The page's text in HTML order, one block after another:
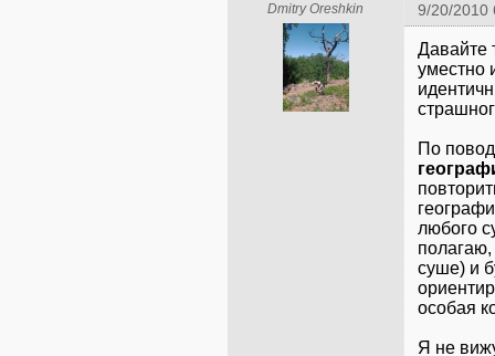
Dmitry Oreshkin 9/20/2010
Давайте
уместно
По
любого
суше) и
особая
Я не